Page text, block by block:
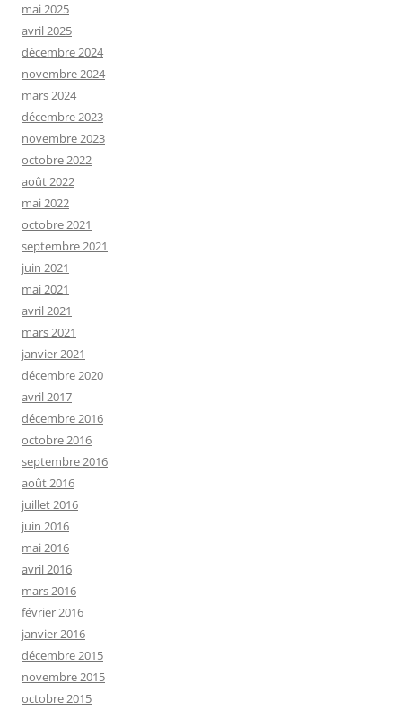
mai 2025
avril 2025
décembre 2024
novembre 2024
mars 2024
décembre 2023
novembre 2023
octobre 2022
août 2022
mai 2022
octobre 2021
septembre 2021
juin 2021
mai 2021
avril 2021
mars 2021
janvier 2021
décembre 2020
avril 2017
décembre 2016
octobre 2016
septembre 2016
août 2016
juillet 2016
juin 2016
mai 2016
avril 2016
mars 2016
février 2016
janvier 2016
décembre 2015
novembre 2015
octobre 2015